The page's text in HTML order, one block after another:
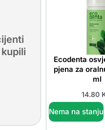
Ecodenta
pjena za
ml
14.80
Nema na stanju